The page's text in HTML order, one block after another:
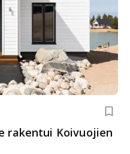
rakentui Koivuojien